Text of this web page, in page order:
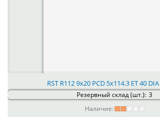
RST R112 9x20 PCD 5x114.3 ET 40
Резервный склад (шт.): 3
Наличие: